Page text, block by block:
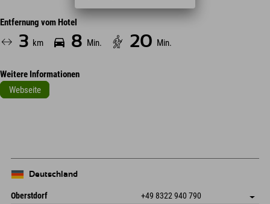
Entfernung vom Hotel
3 km 8 Min. 20 Min.
Weitere Informationen
Webseite
Deutschland
Oberstdorf +49 8322 940 790